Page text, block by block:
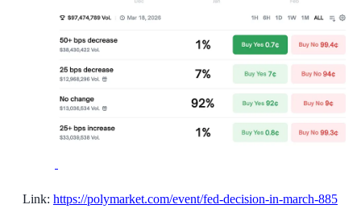
Link: https://polymarket.com/event/fed-decision-in-march-885